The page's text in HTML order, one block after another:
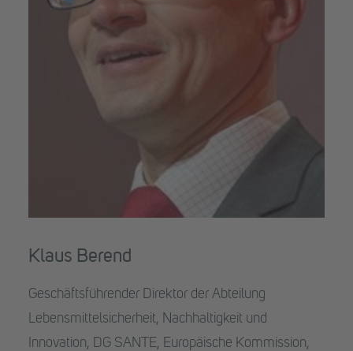
Klaus Berend
Geschäftsführender Direktor der Abteilung
Lebensmittelsicherheit, Nachhaltigkeit und
Innovation, DG SANTE, Europäische Kommission,